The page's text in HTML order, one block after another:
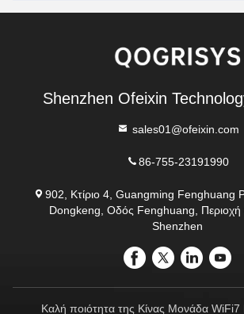
Shenzhen Ofeixin
sales01@ofeixin.com
86-755-23191990
902, Κτίριο 4, Guangming Fenghuang
Dongkeng, Οδός Fenghuang, Περιοχή
Shenzhen
Καλή ποιότητα της Κίνας Μονάδα